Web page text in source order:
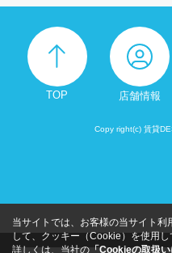
TOP 店舗情報
Copy right(c) 賃貸
当サイトでは、お客様の当サイト利
して、クッキー（Cookie）を使用し
詳しくは、当社の 「Cookieの取扱い